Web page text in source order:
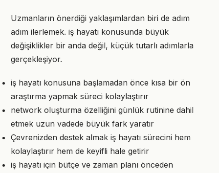
Uzmanların önerdiği yaklaşımlardan biri de adım
adım ilerlemek. iş hayatı konusunda büyük
değişiklikler bir anda değil, küçük tutarlı adımlarla
gerçekleşiyor.
iş hayatı konusuna başlamadan önce kısa bir ön
araştırma yapmak süreci kolaylaştırır
network oluşturma özelliğini günlük rutinine dahil
etmek uzun vadede büyük fark yaratır
Çevrenizden destek almak iş hayatı sürecini hem
kolaylaştırır hem de keyifli hale getirir
iş hayatı için bütçe ve zaman planı önceden